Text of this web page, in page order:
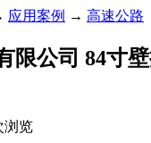
应用案例 → 高速公路
限公司 84寸
浏览